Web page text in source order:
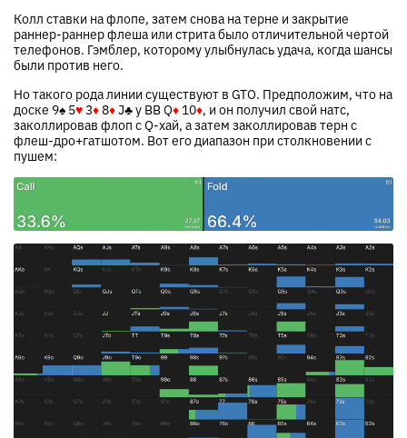
Колл ставки на флопе, затем снова на терне и закрытие
раннер-раннер флеша или стрита было отличительной чертой
телефонов. Гэмблер, которому улыбнулась удача, когда шансы
были против него.
Но такого рода линии существуют в GTO. Предположим, что на
доске 9♠ 5♥3♦8♦J♣у BBQ♦ 10♦, и он получил свой натс,
заколлировав флоп с Q-хай, а затем заколлировав терн с
флеш-дро+гатшотом. Вот его диапазон при столкновении с
пушем: